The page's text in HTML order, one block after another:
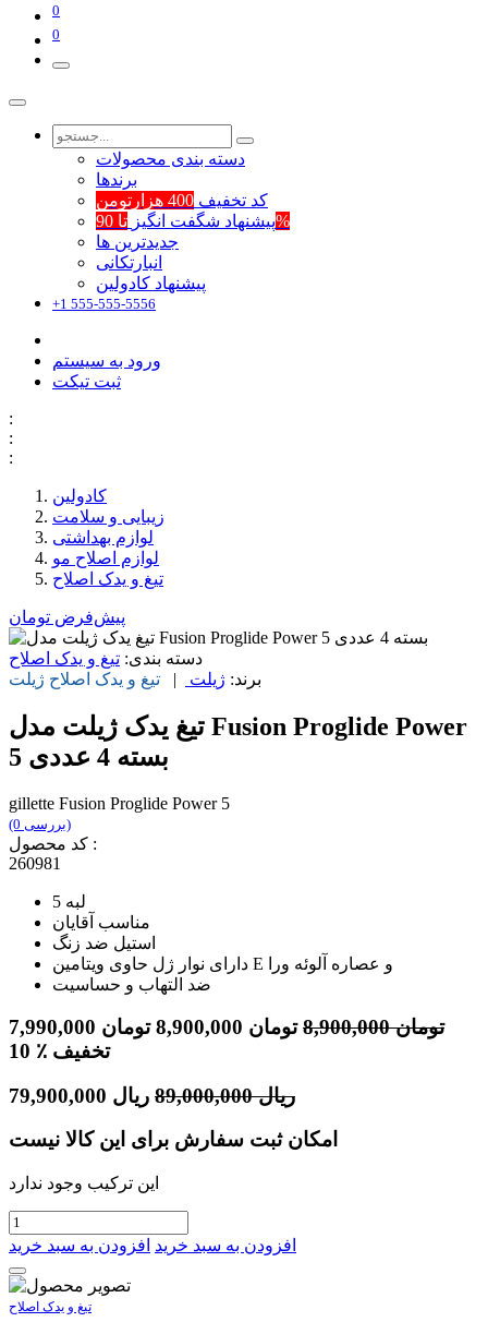
0
0
دسته بندی محصولات
برند‌ها
کد تخفیف 400 هزارتومن
پیشنهاد شگفت انگیزتا 90%
جدیدترین ها
انبارتکانی
پیشنهاد کادولین
+1 555-555-5556
ورود به سیستم
ثبت تیکت
:
:
:
کادولین
زیبایی و سلامت
لوازم بهداشتی
لوازم اصلاح مو
تیغ و یدک اصلاح
پیش‌فرض تومان
دسته بندی: تیغ و یدک اصلاح
برند: ژیلت | تیغ و یدک اصلاح ژیلت
تیغ یدک ژیلت مدل Fusion Proglide Power
5 ‏بسته 4 عددی
gillette Fusion Proglide Power 5
(0 بررسی)
کد محصول :
260981
5 لبه
مناسب آقایان
استیل ضد زنگ
دارای نوار ژل حاوی ویتامین E و عصاره آلوئه ورا
ضد التهاب و حساسیت
7,990,000 تومان 8,900,000تومان 8,900,000 تومان
10
٪ تخفیف
79,900,000 ریال 89,000,000 ریال
امکان ثبت سفارش برای این کالا نیست
این ترکیب وجود ندارد
افزودن به سبد خرید افزودن به سبد خرید
تیغ و یدک اصلاح